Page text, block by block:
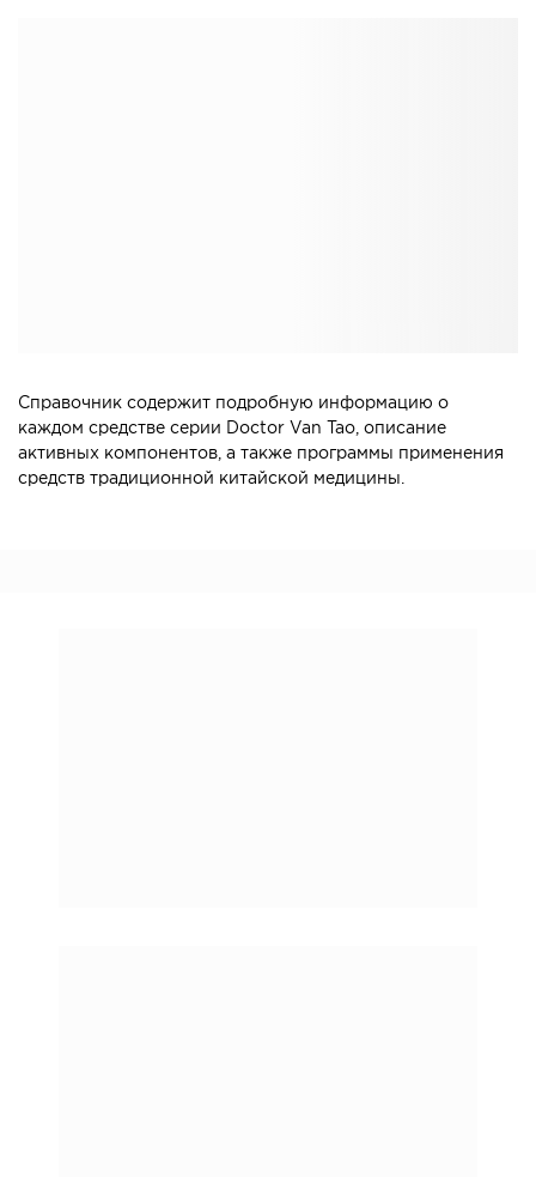
Справочник содержит подробную информацию о
каждом средстве серии Doctor Van Tao, описание
активных компонентов, а также программы применения
средств традиционной китайской медицины.